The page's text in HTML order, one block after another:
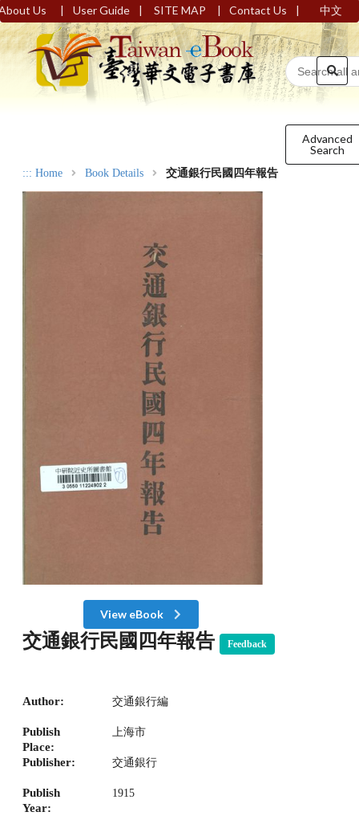
Us | User Guide | SITE MAP | Contact Us | 中文
Advanced
Search
::: Home Book Details 交通銀行民國四年報告
View eBook
交通銀行民國四年報告 Feedback
Author: 交通銀行編
Publish
Place:
上海市
Publisher: 交通銀行
Publish
Year:
1915